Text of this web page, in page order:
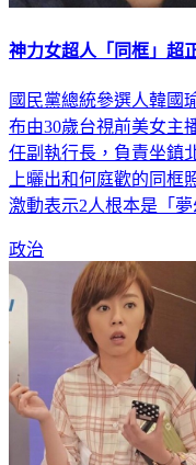
神力女超人「同框」超
國民黨總統參選人韓國
布由30歲台視前美女主
任副執行長，負責坐鎮
上曬出和何庭歡的同框
激動表示2人根本是「夢
政治